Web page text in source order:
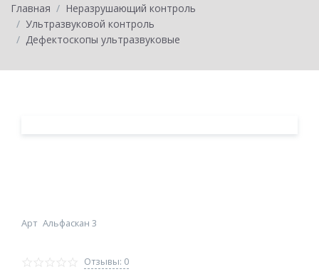
Главная
Неразрушающий контроль
Ультразвуковой контроль
Дефектоскопы ультразвуковые
Арт Альфаскан 3
Отзывы: 0